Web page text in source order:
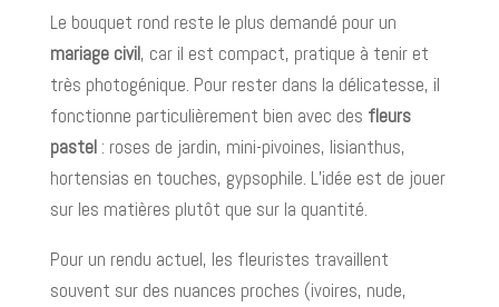
Le bouquet rond reste le plus demandé pour un
mariage civil, car il est compact, pratique à tenir et
très photogénique. Pour rester dans la délicatesse, il
fonctionne particulièrement bien avec des fleurs
pastel: roses de jardin, mini-pivoines, lisianthus,
hortensias en touches, gypsophile. L’idée est de jouer
sur les matières plutôt que sur la quantité.
Pour un rendu actuel, les fleuristes travaillent
souvent sur des nuances proches (ivoires, nude,